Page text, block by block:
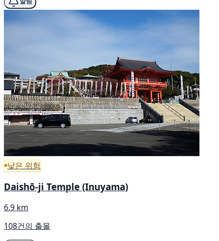
낮은 위험
Daishō-ji Temple (Inuyama)
6.9 km
108건의 출몰